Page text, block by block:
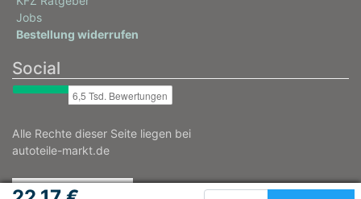
Jobs
Bestellung widerrufen
Social
Alle Rechte dieser Seite liegen bei
autoteile-markt.de